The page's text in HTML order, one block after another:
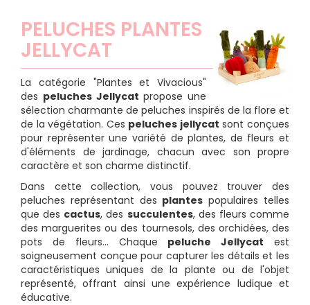
PELUCHES PLANTES
JELLYCAT
La catégorie "Plantes et Vivacious"
des peluches Jellycat propose une
sélection charmante de peluches inspirés de la flore et
de la végétation. Ces peluches jellycat sont conçues
pour représenter une variété de plantes, de fleurs et
d'éléments de jardinage, chacun avec son propre
caractère et son charme distinctif.
Dans cette collection, vous pouvez trouver des
peluches représentant des plantes populaires telles
que des cactus, des succulentes, des fleurs comme
des marguerites ou des tournesols, des orchidées, des
pots de fleurs... Chaque peluche Jellycat est
soigneusement conçue pour capturer les détails et les
caractéristiques uniques de la plante ou de l'objet
représenté, offrant ainsi une expérience ludique et
éducative.